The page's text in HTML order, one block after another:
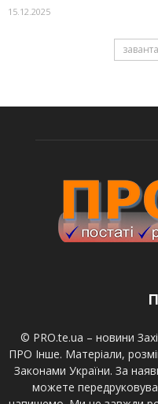
15.12.2025
© PRO.te.ua – новини
ПРО Інше. Матеріали,
Законами України. За
можете